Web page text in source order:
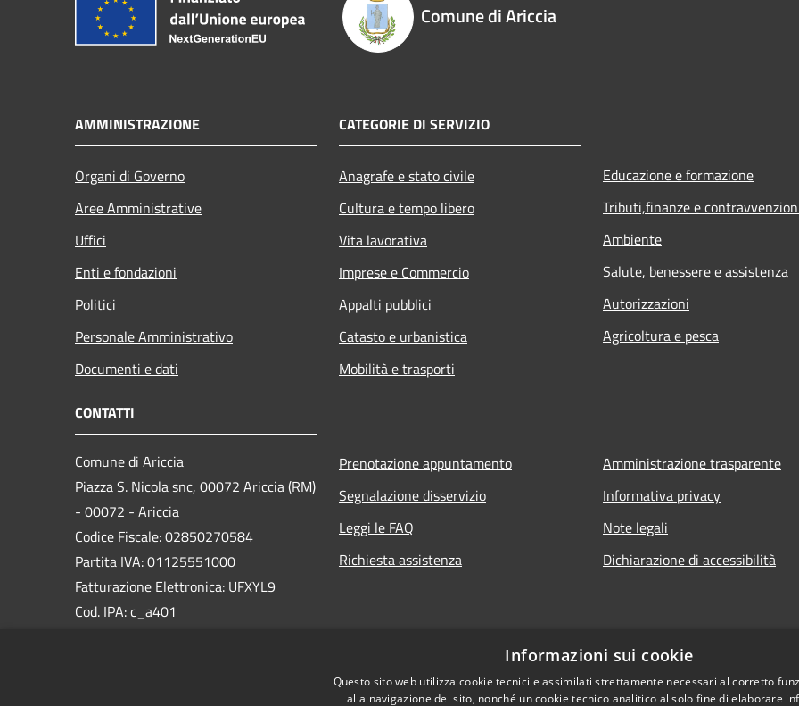
Comune di Ariccia
AMMINISTRAZIONE
Organi di Governo
Aree Amministrative
Uffici
Enti e fondazioni
Politici
Personale Amministrativo
Documenti e dati
CATEGORIE DI SERVIZIO
Anagrafe e stato civile
Cultura e tempo libero
Vita lavorativa
Imprese e Commercio
Appalti pubblici
Catasto e urbanistica
Mobilità e trasporti
Educazione e formazione
Tributi,finanze e
Ambiente
Salute, benessere e assistenza
Autorizzazioni
Agricoltura e pesca
CONTATTI
Comune di Ariccia
Piazza S. Nicola snc, 00072 Ariccia (RM)
- 00072 - Ariccia
Codice Fiscale: 02850270584
Partita IVA: 01125551000
Fatturazione Elettronica: UFXYL9
Cod. IPA: c_a401
Prenotazione appuntamento
Segnalazione disservizio
Leggi le FAQ
Richiesta assistenza
Amministrazione trasparente
Informativa privacy
Note legali
Dichiarazione di accessibilità
Informazioni sui cookie
Questo sito web utilizza cookie tecnici e assimilati strettamente necessari al corretto
alla navigazione del sito, nonché un cookie tecnico analitico al solo fine di elaborare